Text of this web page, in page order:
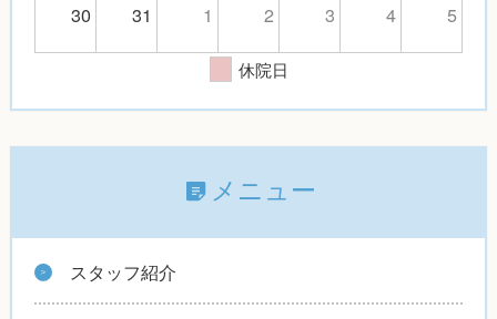
30 31 1 2 3 4 5
休院日
メニュー
スタッフ紹介